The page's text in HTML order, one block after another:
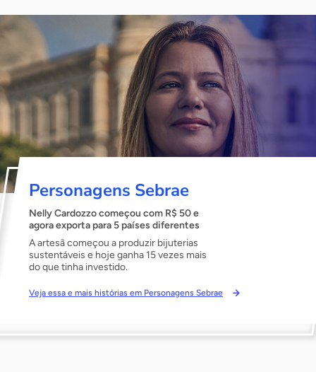
Personagens Sebrae
Nelly Cardozzo começou com R$ 50 e
agora exporta para 5 países diferentes
A artesã começou a produzir bijuterias
sustentáveis e hoje ganha 15 vezes mais
do que tinha investido.
Veja essa e mais histórias em Personagens Sebrae